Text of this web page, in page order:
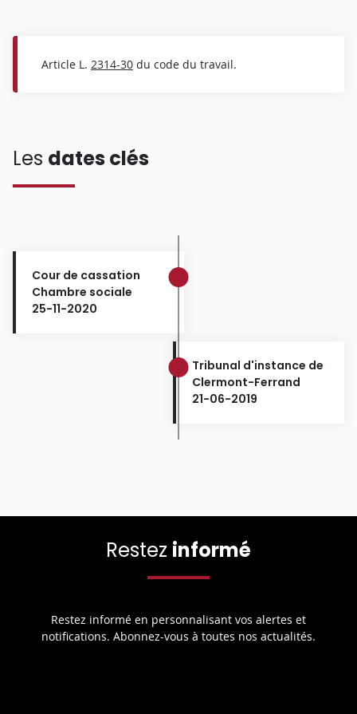
Article L. 2314-30 du code du travail.
Les dates clés
Cour de cassation
Chambre sociale
25-11-2020
Tribunal d'instance de
Clermont-Ferrand
21-06-2019
Restez informé
Restez informé en personnalisant vos alertes et
notifications. Abonnez-vous à toutes nos actualités.